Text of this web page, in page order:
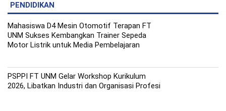
PENDIDIKAN
Mahasiswa D4 Mesin Otomotif Terapan FT
UNM Sukses Kembangkan Trainer Sepeda
Motor Listrik untuk Media Pembelajaran
PSPPI FT UNM Gelar Workshop Kurikulum
2026, Libatkan Industri dan Organisasi Profesi